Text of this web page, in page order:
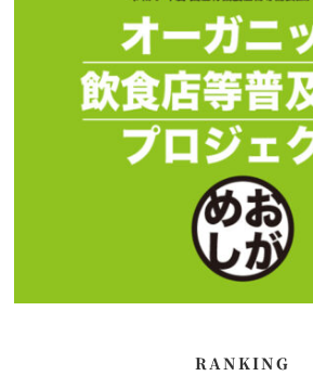
RANKING